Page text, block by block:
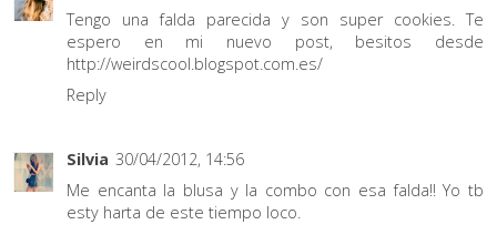
Tengo una falda parecida y son super cookies. Te
espero en mi nuevo post, besitos desde
http://weirdscool.blogspot.com.es/
Reply
Silvia 30/04/2012, 14:56
Me encanta la blusa y la combo con esa falda!! Yo tb
esty harta de este tiempo loco.